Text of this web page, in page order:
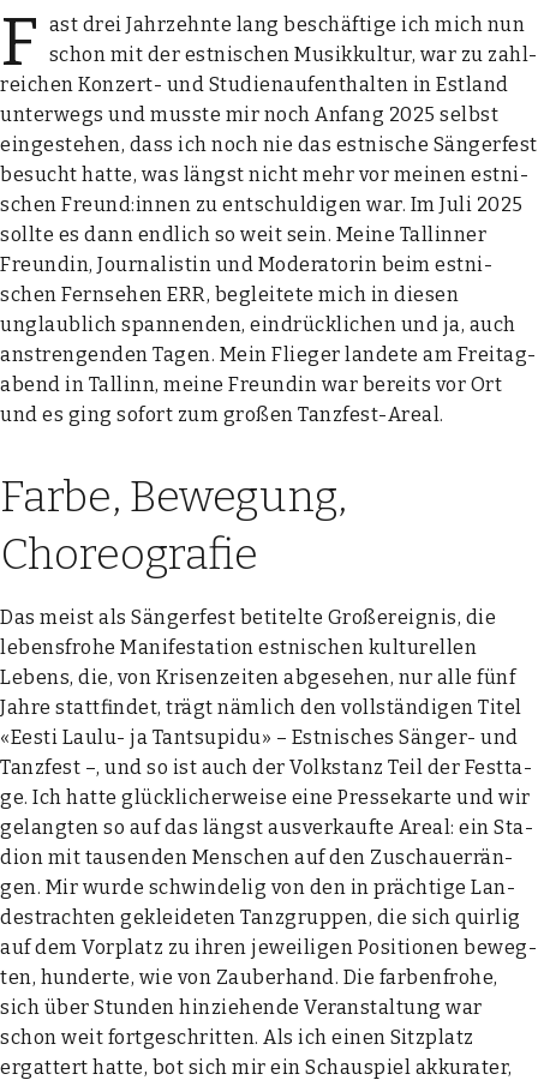
F ast drei Jahr­zehn­te lang beschäf­ti­ge ich mich nun
schon mit der est­ni­schen Musik­kul­tur, war zu zahl­
rei­chen Kon­zert- und Stu­di­en­auf­ent­hal­ten in Est­land
unter­wegs und muss­te mir noch Anfang 2025 selbst
ein­ge­ste­hen, dass ich noch nie das est­ni­sche Sän­ger­fest
besucht hat­te, was längst nicht mehr vor mei­nen est­ni­
schen Freund:innen zu ent­schul­di­gen war. Im Juli 2025
soll­te es dann end­lich so weit sein. Mei­ne Tall­in­ner
Freun­din, Jour­na­lis­tin und Mode­ra­to­rin beim est­ni­
schen Fern­se­hen ERR, beglei­te­te mich in die­sen
unglaub­lich span­nen­den, ein­drück­li­chen und ja, auch
anstren­gen­den Tagen. Mein Flie­ger lan­de­te am Frei­tag­
abend in Tal­linn, mei­ne Freun­din war bereits vor Ort
und es ging sofort zum gro­ßen Tanz­fest-Are­al.
Farbe, Bewegung,
Choreografie
Das meist als Sän­ger­fest beti­tel­te Groß­ereig­nis, die
lebens­fro­he Mani­fes­ta­ti­on est­ni­schen kul­tu­rel­len
Lebens, die, von Kri­sen­zei­ten abge­se­hen, nur alle fünf
Jah­re statt­fin­det, trägt näm­lich den voll­stän­di­gen Titel
«Eesti Lau­lu- ja Tant­su­pi­du» – Est­ni­sches Sän­ger- und
Tanz­fest –, und so ist auch der Volks­tanz Teil der Fest­ta­
ge. Ich hat­te glück­li­cher­wei­se eine Pres­se­kar­te und wir
gelang­ten so auf das längst aus­ver­kauf­te Are­al: ein Sta­
di­on mit tau­sen­den Men­schen auf den Zuschau­er­rän­
gen. Mir wur­de schwin­de­lig von den in präch­ti­ge Lan­
des­trach­ten geklei­de­ten Tanz­grup­pen, die sich quir­lig
auf dem Vor­platz zu ihren jewei­li­gen Posi­tio­nen beweg­
ten, hun­der­te, wie von Zau­ber­hand. Die far­ben­fro­he,
sich über Stun­den hin­zie­hen­de Ver­an­stal­tung war
schon weit fort­ge­schrit­ten. Als ich einen Sitz­platz
ergat­tert hat­te, bot sich mir ein Schau­spiel akku­ra­ter,